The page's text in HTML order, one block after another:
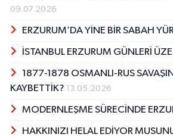
09.07.2026
ERZURUM’DA YİNE BİR SABAH
İSTANBUL ERZURUM GÜNLERİ
1877-1878 OSMANLI-RUS
KAYBETTİK? 13.05.2026
MODERNLEŞME SÜRECİNDE
HAKKINIZI HELAL EDİYOR